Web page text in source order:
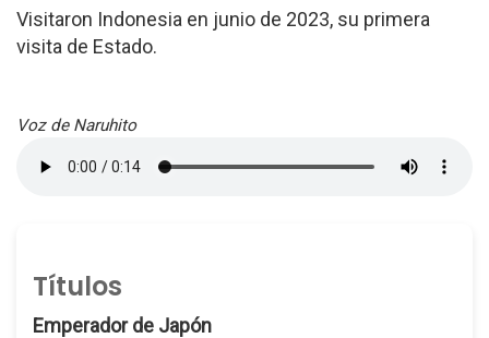
Visitaron Indonesia en junio de 2023, su primera
visita de Estado.
Voz de Naruhito
Títulos
Emperador de Japón